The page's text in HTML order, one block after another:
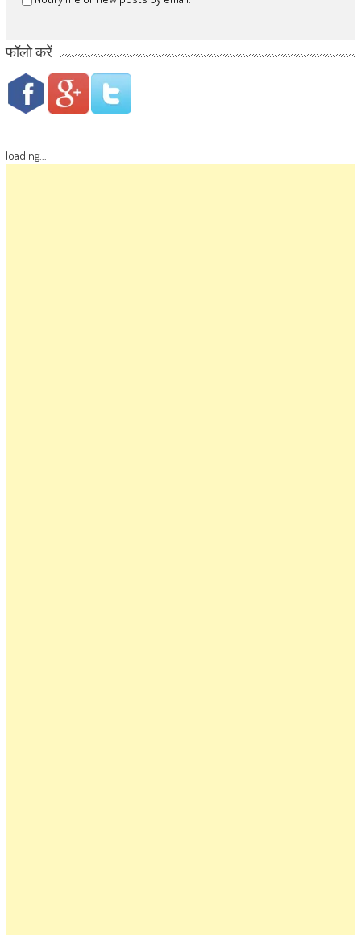
फॉलो करें
loading...